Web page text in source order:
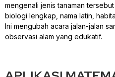
mengenali jenis tanaman
biologi lengkap, nama latin,
Ini mengubah acara jalan-jalan
observasi alam yang edukatif.